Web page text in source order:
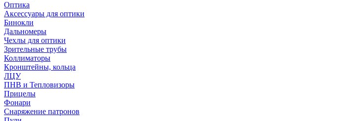
Оптика
Аксессуары для оптики
Бинокли
Дальномеры
Чехлы для оптики
Зрительные трубы
Коллиматоры
Кронштейны, кольца
ЛЦУ
ПНВ и Тепловизоры
Прицелы
Фонари
Снаряжение патронов